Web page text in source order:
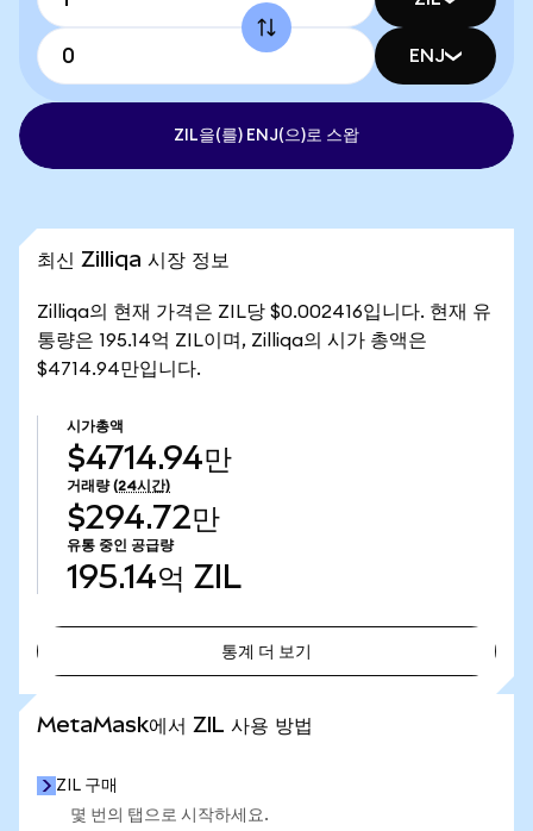
ENJ
ZIL을(를) ENJ(으)로 스왑
최신 Zilliqa 시장 정보
Zilliqa의 현재 가격은 ZIL당 $0.002416입니다. 현재 유
통량은 195.14억 ZIL이며, Zilliqa의 시가 총액은
$4714.94만입니다.
시가총액
$4714.94만
거래량 (24시간)
$294.72만
유통 중인 공급량
195.14억 ZIL
통계 더 보기
MetaMask에서 ZIL 사용 방법
ZIL 구매
몇 번의 탭으로 시작하세요.